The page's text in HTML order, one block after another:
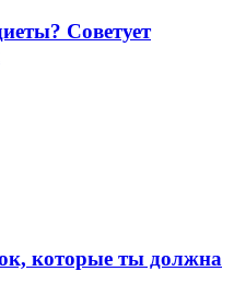
Советует
которые ты должна